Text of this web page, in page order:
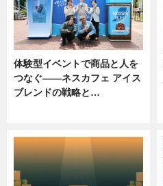
体験型イベントで商品と人を
つなぐ――ネスカフェ アイス
ブレンドの戦略と…